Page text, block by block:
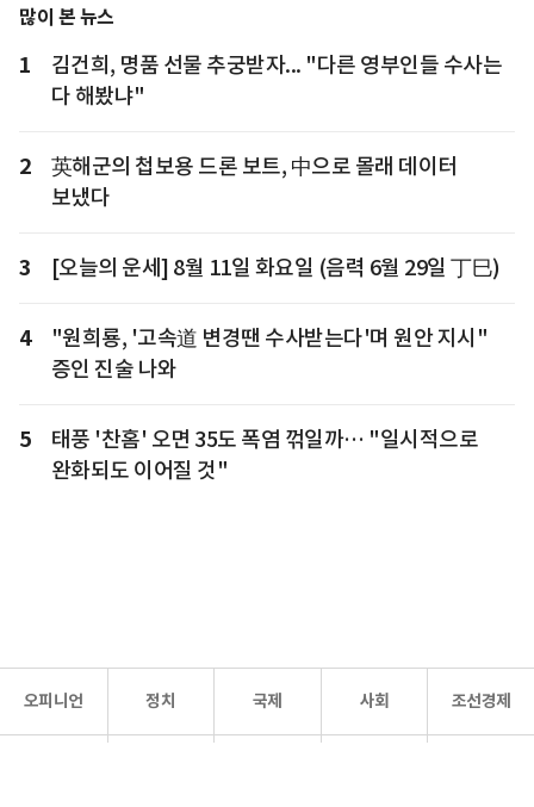
많이 본 뉴스
1
김건희, 명품 선물 추궁받자... "다른 영부인들 수사는
다 해봤냐"
2
英해군의 첩보용 드론 보트, 中으로 몰래 데이터
보냈다
3 [오늘의 운세] 8월 11일 화요일 (음력 6월 29일 丁巳)
4
"원희룡, '고속道 변경땐 수사받는다'며 원안 지시"
증인 진술 나와
5
태풍 '찬홈' 오면 35도 폭염 꺾일까… "일시적으로
완화되도 이어질 것"
오피니언 정치 국제 사회 조선경제